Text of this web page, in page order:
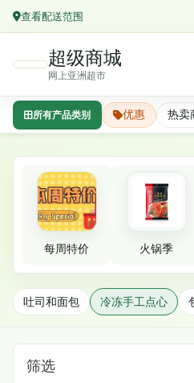
查看配送范围
超级商城
网上亚洲超市
所有产品类别 优惠 热卖
精选分类
每周特价 火锅季
冷冻手工
吐司和面包 冷冻手工点心
筛选